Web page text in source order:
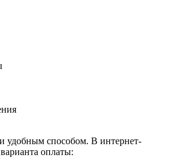
удобным способом. В интернет-
оплаты: